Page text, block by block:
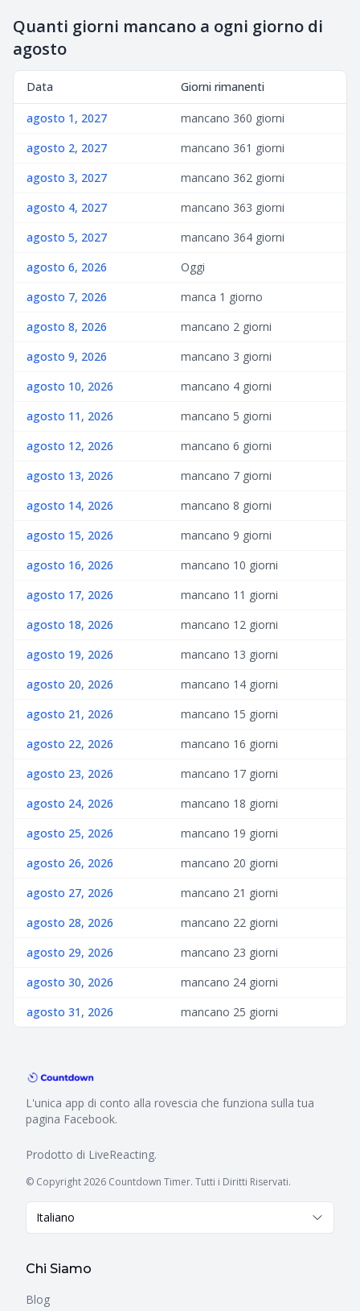
Quanti giorni mancano a ogni giorno di
agosto
Data Giorni rimanenti
agosto 1, 2027
mancano 360 giorni
agosto 2, 2027
mancano 361 giorni
agosto 3, 2027
mancano 362 giorni
agosto 4, 2027
mancano 363 giorni
agosto 5, 2027
mancano 364 giorni
agosto 6, 2026
Oggi
agosto 7, 2026
manca 1 giorno
agosto 8, 2026
mancano 2 giorni
agosto 9, 2026
mancano 3 giorni
agosto 10, 2026
mancano 4 giorni
agosto 11, 2026
mancano 5 giorni
agosto 12, 2026
mancano 6 giorni
agosto 13, 2026
mancano 7 giorni
agosto 14, 2026
mancano 8 giorni
agosto 15, 2026
mancano 9 giorni
agosto 16, 2026
mancano 10 giorni
agosto 17, 2026
mancano 11 giorni
agosto 18, 2026
mancano 12 giorni
agosto 19, 2026
mancano 13 giorni
agosto 20, 2026
mancano 14 giorni
agosto 21, 2026
mancano 15 giorni
agosto 22, 2026
mancano 16 giorni
agosto 23, 2026
mancano 17 giorni
agosto 24, 2026
mancano 18 giorni
agosto 25, 2026
mancano 19 giorni
agosto 26, 2026
mancano 20 giorni
agosto 27, 2026
mancano 21 giorni
agosto 28, 2026
mancano 22 giorni
agosto 29, 2026
mancano 23 giorni
agosto 30, 2026
mancano 24 giorni
agosto 31, 2026
mancano 25 giorni
L'unica app di conto alla rovescia che funziona sulla tua
pagina Facebook.
Prodotto di LiveReacting.
© Copyright 2026 Countdown Timer. Tutti i Diritti Riservati.
Italiano
Chi Siamo
Blog